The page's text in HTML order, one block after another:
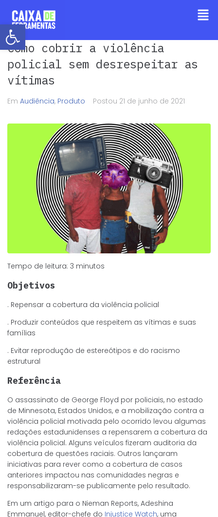
Barra de Ferramentas Aberta
Como cobrir a violência
policial sem desrespeitar as
vítimas
Em Audiência, Produto Postou 21 de junho de 2021
Tempo de leitura: 3 minutos
Objetivos
. Repensar a cobertura da violência policial
. Produzir conteúdos que respeitem as vítimas e suas
famílias
. Evitar reprodução de estereótipos e do racismo
estrutural
Referência
O assassinato de George Floyd por policiais, no estado
de Minnesota, Estados Unidos, e a mobilização contra a
violência policial motivada pelo ocorrido levou algumas
redações estadunidenses a repensarem a cobertura da
violência policial. Alguns veículos fizeram auditoria da
cobertura de questões raciais. Outros lançaram
iniciativas para rever como a cobertura de casos
anteriores impactou nas comunidades negras e
responsabilizaram-se publicamente pelo resultado.
Em um artigo para o Nieman Reports, Adeshina
Emmanuel, editor-chefe do Injustice Watch, uma